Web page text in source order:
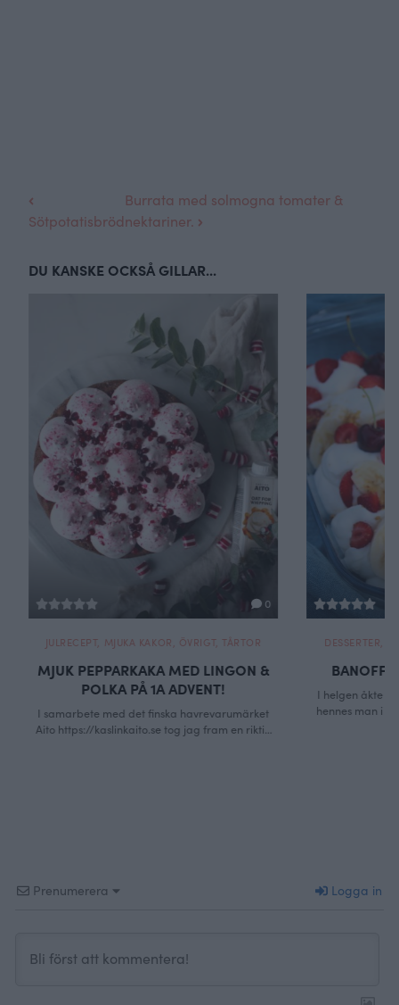
Sötpotatisbröd
Burrata med solmogna tomater &
nektariner.
DU KANSKE OCKSÅ GILLAR...
0
JULRECEPT, MJUKA KAKOR , ÖVRIGT, TÅRTOR
MJUK PEPPARKAKA MED LINGON &
POLKA PÅ 1A ADVENT!
I samarbete med det finska havrevarumärket
Aito https://kaslinkaito.se tog jag fram en riktig
DESSERTER,
I helgen åkte
hennes man i
Prenumerera Logga in